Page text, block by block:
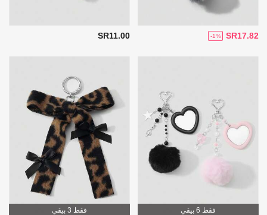
SR17.82
-1%
SR11.00
فقط 6 بيقي فقط 3 بيقي